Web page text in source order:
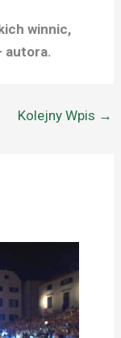
winnic,
autora.
Kolejny Wpis →